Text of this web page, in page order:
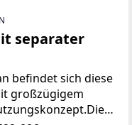
separater
befindet sich diese
großzügigem